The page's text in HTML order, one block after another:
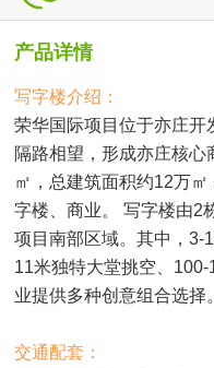
产品详情
写字楼介绍：
荣华国际项目位于亦庄
隔路相望，形成亦庄核
㎡ ，总建筑面积约12万㎡
字楼、商业。 写字楼由2
项目南部区域。其中，3-
11米独特大堂挑空、
业提供多种创意组合选择。
交通配套：